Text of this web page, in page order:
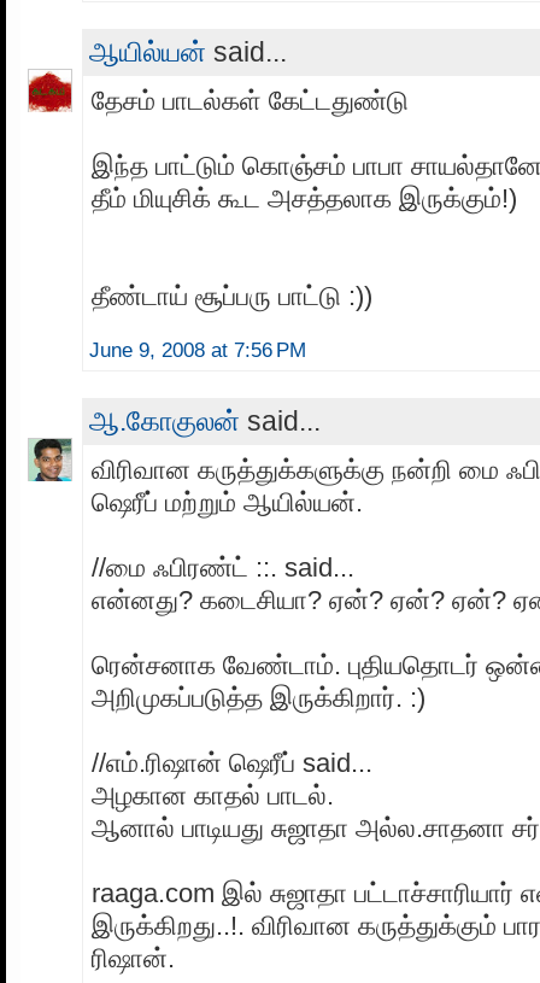
ஆயில்யன் said...
தேசம் பாடல்கள் கேட்டதுண்டு
இந்த பாட்டும் கொஞ்சம் பாபா
தீம் மியுசிக் கூட அசத்தலாக இருக்கும்!)
தீண்டாய் சூப்பரு பாட்டு :))
June 9, 2008 at 7:56 PM
ஆ.கோகுலன் said...
விரிவான கருத்துக்களுக்கு நன்றி மை
ஷெரீப் மற்றும் ஆயில்யன்.
//மை ஃபிரண்ட் ::. said...
என்னது? கடைசியா? ஏன்? ஏன்? ஏன்?
ரென்சனாக வேண்டாம். புதியதொடர்
அறிமுகப்படுத்த இருக்கிறார். :)
//எம்.ரிஷான் ஷெரீப் said...
அழகான காதல் பாடல்.
ஆனால் பாடியது சுஜாதா அல்ல.சாதனா
raaga.com இல் சுஜாதா பட்டாச்சாரியார்
இருக்கிறது..!. விரிவான கருத்துக்கும்
ரிஷான்.